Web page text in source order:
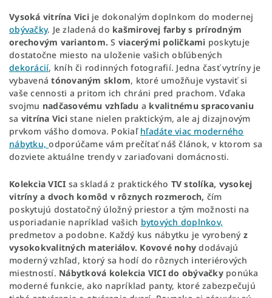
Vysoká vitrína Vici je dokonalým doplnkom do modernej
obývačky. Je zladená do kašmirovej farby s prírodným
orechovým variantom. S viacerými poličkami poskytuje
dostatočne miesto na uloženie vašich obľúbených
dekorácií, kníh či rodinných fotografií. Jedna časť vytríny je
vybavenátónovaným sklom, ktoré umožňuje vystaviť si
vaše cennosti a pritom ich chráni pred prachom. Vďaka
svojmu nadčasovému vzhľadu a kvalitnému spracovaniu
sa vitrína Vicistane nielen praktickým, ale aj dizajnovým
prvkom vášho domova. Pokiaľ hľadáte viac moderného
nábytku,odporúčame vám prečítať náš článok, v ktorom sa
dozviete aktuálne trendy v zariaďovani domácnosti.
Kolekcia VICI sa skladá z praktického TV stolíka, vysokej
vitríny a dvoch komôd v rôznych rozmeroch, čím
poskytujú dostatočný úložný priestor a tým možnosti na
usporiadanie napríklad vašich bytových doplnkov,
predmetov a podobne. Každý kus nábytku je vyrobený z
vysokokvalitných materiálov. Kovové nohy dodávajú
moderný vzhľad, ktorý sa hodí do rôznych interiérových
miestností. Nábytková kolekcia VICI do obývačkyponúka
moderné funkcie, ako napríklad panty, ktoré zabezpečujú